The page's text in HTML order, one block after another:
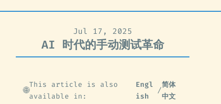
Jul 17, 2025
AI 时代的手动测试革命
🌐
This article is also
available in:
Engl
ish
/
简体
中文